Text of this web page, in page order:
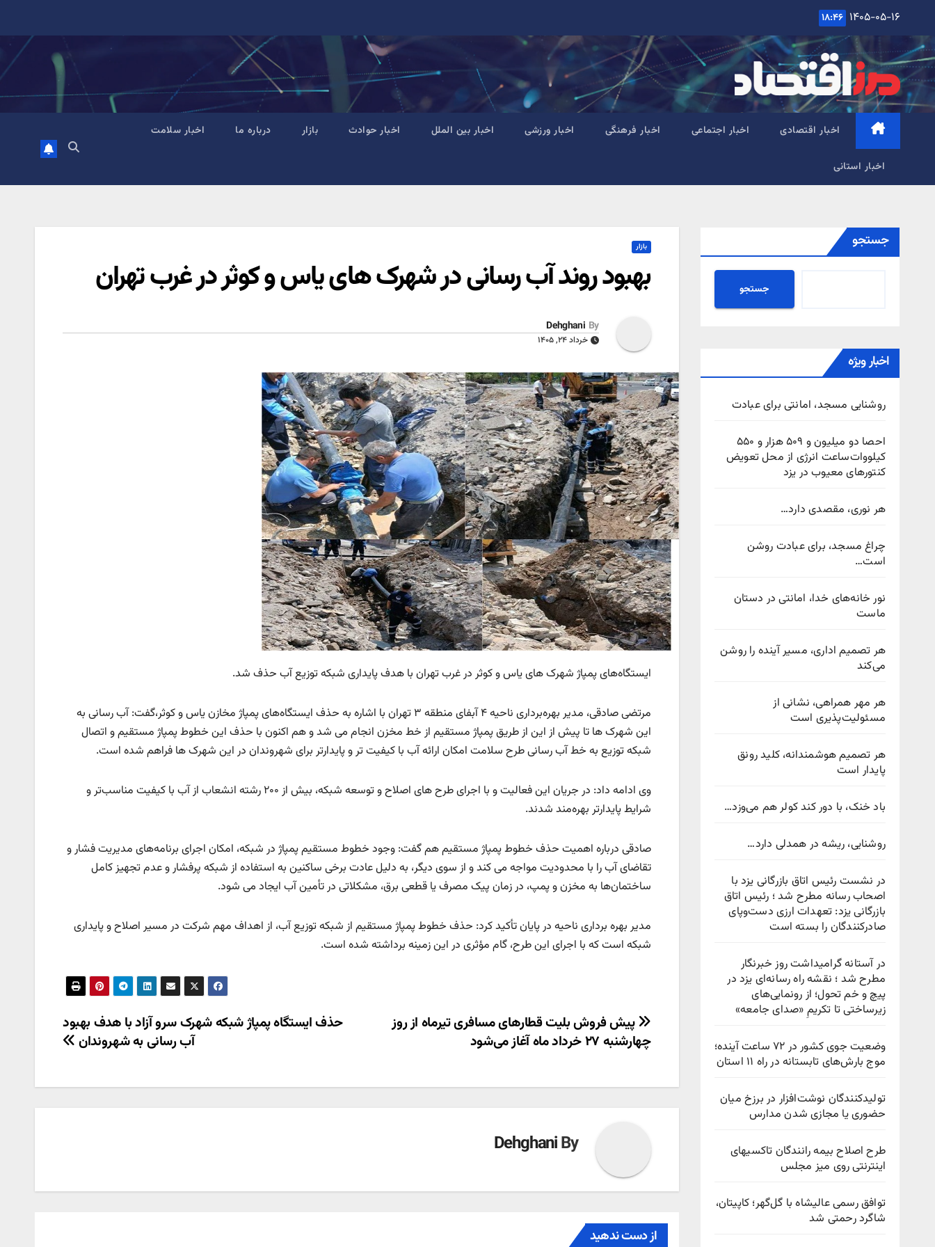
content
۱۴۰۵-۰۵-۱۶ ۱۸:۴۶
اخبار اقتصادی اخبار اجتماعی اخبار فرهنگی اخبار ورزشی اخبار بین الملل اخبار حوادث بازار درباره ما اخبار سلامت
اخبار استانی
جستجو
جستجو
اخبار ویژه
روشنایی مسجد، امانتی برای عبادت
احصا دو میلیون و ۵۰۹ هزار و ۵۵۰
کیلووات‌ساعت انرژی از محل تعویض
کنتورهای معیوب در یزد
هر نوری، مقصدی دارد…
چراغ مسجد، برای عبادت روشن
است…
نور خانه‌های خدا، امانتی در دستان
ماست
هر تصمیم اداری، مسیر آینده را روشن
می‌کند
هر مهر همراهی، نشانی از
مسئولیت‌پذیری است
هر تصمیم هوشمندانه، کلید رونق
پایدار است
باد خنک، با دور کند کولر هم می‌وزد…
روشنایی، ریشه در همدلی دارد…
در نشست رئیس اتاق بازرگانی یزد با
اصحاب رسانه مطرح شد ؛ رئیس اتاق
بازرگانی یزد: تعهدات ارزی دست‌وپای
صادرکنندگان را بسته است
در آستانه گرامیداشت روز خبرنگار
مطرح شد ؛ نقشه راه رسانه‌ای یزد در
پیچ‌ و خم تحول؛ از رونمایی‌های
زیرساختی تا تکریمِ «صدای جامعه»
وضعیت جوی کشور در ۷۲ ساعت آینده؛
موج بارش‌های تابستانه در راه ۱۱ استان
تولیدکنندگان نوشت‌افزار در برزخ میان
حضوری یا مجازی شدن مدارس
طرح اصلاح بیمه رانندگان تاکسیهای
اینترنتی روی میز مجلس
توافق رسمی عالیشاه با گل‌گهر؛ کاپیتان،
شاگرد رحمتی شد
بازار
بهبود روند آب رسانی در شهرک های یاس و کوثر در غرب تهران
By
Dehghani
خرداد ۲۴, ۱۴۰۵
ایستگاه‌های پمپاژ شهرک های یاس و کوثر در غرب تهران با هدف پایداری شبکه توزیع آب حذف شد.
مرتضی صادقی، مدیر بهره‌برداری ناحیه ۴ آبفای منطقه ۳ تهران با اشاره به حذف ایستگاه‌های پمپاژ مخازن یاس و کوثر،گفت: آب رسانی به
این شهرک ها تا پیش از این از طریق پمپاژ مستقیم از خط مخزن انجام می شد و هم اکنون با حذف این خطوط پمپاژ مستقیم و اتصال
شبکه توزیع به خط آب رسانی طرح سلامت امکان ارائه آب با کیفیت تر و پایدارتر برای شهروندان در این شهرک ها فراهم شده است.
وی ادامه داد: در جریان این فعالیت و با اجرای طرح های اصلاح و توسعه شبکه، بیش از ۲۰۰ رشته انشعاب از آب با کیفیت مناسب‌تر و
شرایط پایدارتر بهره‌مند شدند.
صادقی درباره اهمیت حذف خطوط پمپاژ مستقیم هم گفت: وجود خطوط مستقیم پمپاژ در شبکه، امکان اجرای برنامه‌های مدیریت فشار و
تقاضای آب را با محدودیت مواجه می کند و از سوی دیگر، به دلیل عادت برخی ساکنین به استفاده از شبکه پرفشار و عدم تجهیز کامل
ساختمان‌ها به مخزن و پمپ، در زمان پیک مصرف یا قطعی برق، مشکلاتی در تأمین آب ایجاد می شود.
مدیر بهره برداری ناحیه در پایان تأکید کرد: حذف خطوط پمپاژ مستقیم از شبکه توزیع آب، از اهداف مهم شرکت در مسیر اصلاح و پایداری
شبکه است که با اجرای این طرح، گام مؤثری در این زمینه برداشته شده است.
راهبری
نوشته
حذف ایستگاه پمپاژ شبکه شهرک سرو آزاد با هدف بهبود
آب رسانی به شهروندان
پیش فروش بلیت‌ قطارهای مسافری تیرماه از روز
چهارشنبه ۲۷ خرداد ماه آغاز می‌شود
By
Dehghani
از دست ندهید